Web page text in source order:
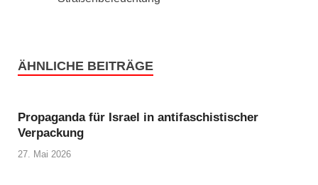
ÄHNLICHE BEITRÄGE
Propaganda für Israel in antifaschistischer
Verpackung
27. Mai 2026